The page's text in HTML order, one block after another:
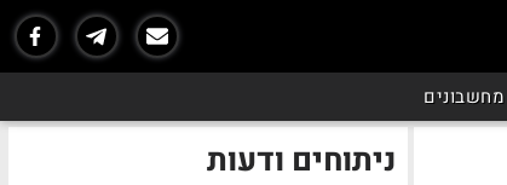
מחשבונים
ניתוחים ודעות